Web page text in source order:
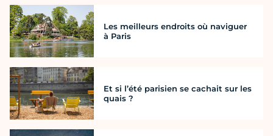
Les meilleurs endroits où naviguer
à Paris
Et si l’été parisien se cachait sur les
quais ?